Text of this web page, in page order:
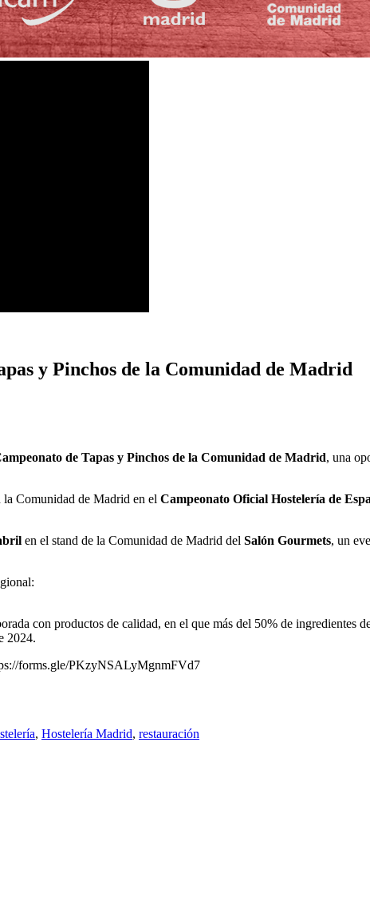
y Pinchos de la Comunidad de Madrid
de Tapas y Pinchos de la Comunidad de Madrid, una
la Comunidad de Madrid en el Campeonato Oficial Hostelería de
en el stand de la Comunidad de Madrid del Salón Gourmets, un
con productos de calidad, en el que más del 50% de ingredientes
2024.
forms.gle/PKzyNSALyMgnmFVd7
, Hostelería Madrid, restauración